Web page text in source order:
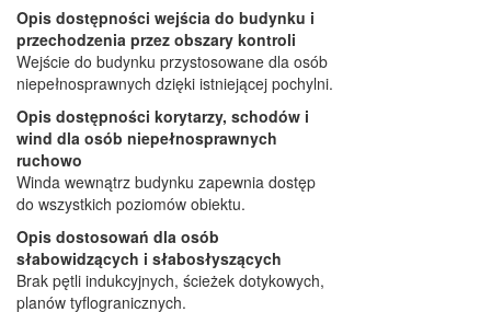
Opis dostępności wejścia do budynku i
przechodzenia przez obszary kontroli
Wejście do budynku przystosowane dla osób
niepełnosprawnych dzięki istniejącej pochylni.
Opis dostępności korytarzy, schodów i
wind dla osób niepełnosprawnych
ruchowo
Winda wewnątrz budynku zapewnia dostęp
do wszystkich poziomów obiektu.
Opis dostosowań dla osób
słabowidzących i słabosłyszących
Brak pętli indukcyjnych, ścieżek dotykowych,
planów tyflogranicznych.